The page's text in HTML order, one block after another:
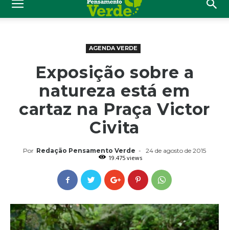
AGENDA VERDE
Exposição sobre a
natureza está em
cartaz na Praça Victor
Civita
Por Redação Pensamento Verde -
24 de agosto de 2015
19.475 views